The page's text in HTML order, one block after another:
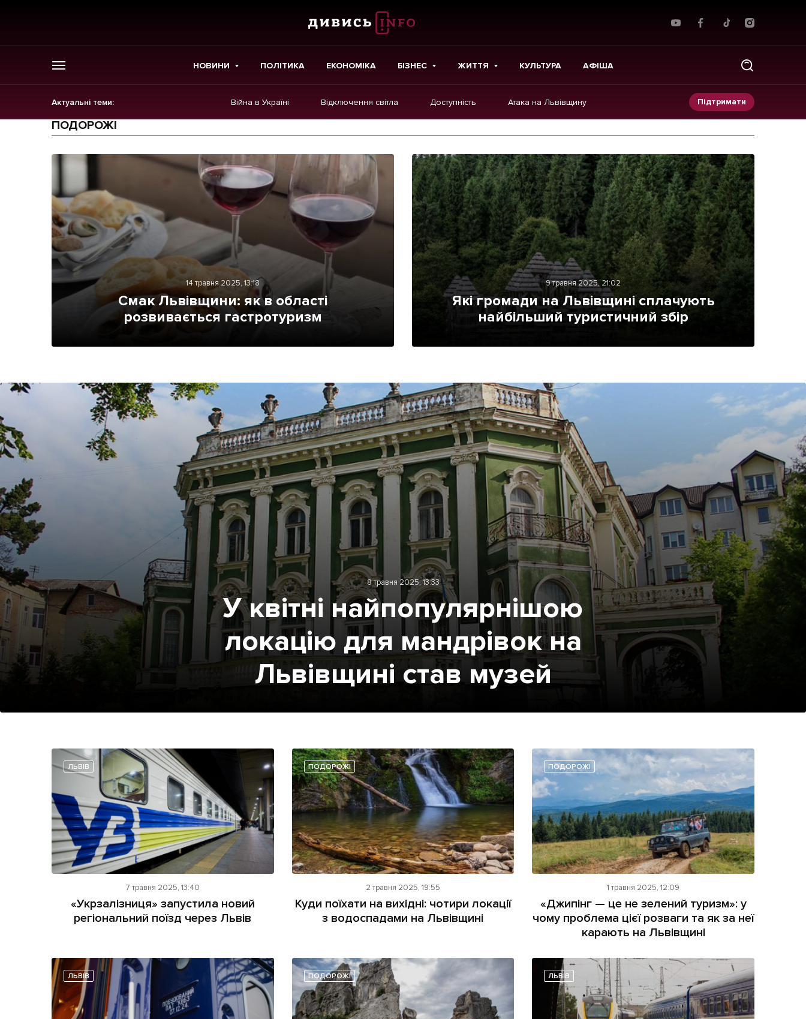
НОВИНИ ПОЛІТИКА ЕКОНОМІКА БІЗНЕС ЖИТТЯ КУЛЬТУРА АФІША
Актуальні теми: Війна в Україні Відключення світла Доступність Атака на Львівщину Підтримати
ГОЛОВНЕ
Новини
Політика
Економіка
Бізнес
Життя
Культура
Афіша
Інтерв'ю
Картки
Репортаж
Розслідування
Погляди
Ініціативи
Лонгріди
Прес-релізи
Фото/Відео
Made in Lviv
Політика конфіденційності
ПОДОРОЖІ
14 травня 2025, 13:18
Смак Львівщини: як в області
розвивається гастротуризм
9 травня 2025, 21:02
Які громади на Львівщині сплачують
найбільший туристичний збір
8 травня 2025, 13:33
У квітні найпопулярнішою
локацію для мандрівок на
Львівщині став музей
ЛЬВІВ
7 травня 2025, 13:40
«Укрзалізниця» запустила новий
регіональний поїзд через Львів
ПОДОРОЖІ
2 травня 2025, 19:55
Куди поїхати на вихідні: чотири локації
з водоспадами на Львівщині
ПОДОРОЖІ
1 травня 2025, 12:09
«Джипінг — це не зелений туризм»: у
чому проблема цієї розваги та як за неї
карають на Львівщині
ЛЬВІВ ПОДОРОЖІ ЛЬВІВ